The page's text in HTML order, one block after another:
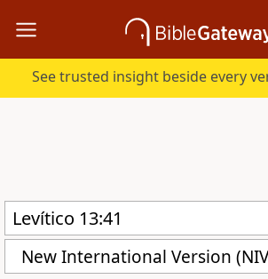
See trusted insight beside every
New International Version